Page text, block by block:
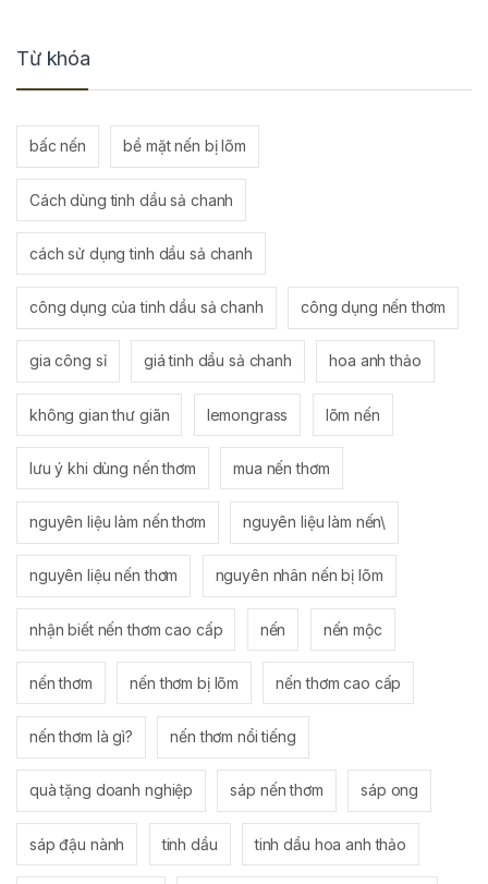
Từ khóa
bấc nến bề mặt nến bị lõm
Cách dùng tinh dầu sả chanh
cách sử dụng tinh dầu sả chanh
công dụng của tinh dầu sả chanh công dụng nến thơm
gia công sỉ giá tinh dầu sả chanh hoa anh thảo
không gian thư giãn lemongrass lõm nến
lưu ý khi dùng nến thơm mua nến thơm
nguyên liệu làm nến thơm nguyên liệu làm nến\
nguyên liệu nến thơm nguyên nhân nến bị lõm
nhận biết nến thơm cao cấp nến nến mộc
nến thơm nến thơm bị lõm nến thơm cao cấp
nến thơm là gì? nến thơm nổi tiếng
quà tặng doanh nghiệp sáp nến thơm sáp ong
sáp đậu nành tinh dầu tinh dầu hoa anh thảo